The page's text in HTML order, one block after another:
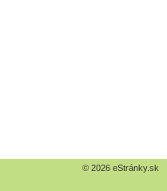
© 2026 eStránky.sk